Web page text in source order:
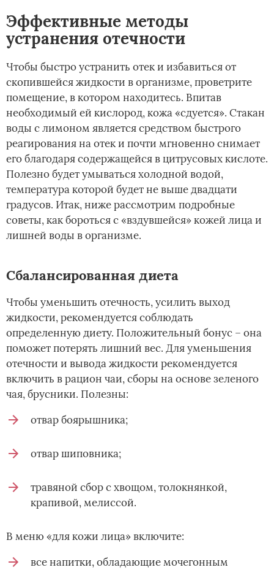
Эффективные методы
устранения отечности
Чтобы быстро устранить отек и избавиться от
скопившейся жидкости в организме, проветрите
помещение, в котором находитесь. Впитав
необходимый ей кислород, кожа «сдуется». Стакан
воды с лимоном является средством быстрого
реагирования на отек и почти мгновенно снимает
его благодаря содержащейся в цитрусовых кислоте.
Полезно будет умываться холодной водой,
температура которой будет не выше двадцати
градусов. Итак, ниже рассмотрим подробные
советы, как бороться с «вздувшейся» кожей лица и
лишней воды в организме.
Сбалансированная диета
Чтобы уменьшить отечность, усилить выход
жидкости, рекомендуется соблюдать
определенную диету. Положительный бонус – она
поможет потерять лишний вес. Для уменьшения
отечности и вывода жидкости рекомендуется
включить в рацион чаи, сборы на основе зеленого
чая, брусники. Полезны:
отвар боярышника;
отвар шиповника;
травяной сбор с хвощом, толокнянкой,
крапивой, мелиссой.
В меню «для кожи лица» включите:
все напитки, обладающие мочегонным